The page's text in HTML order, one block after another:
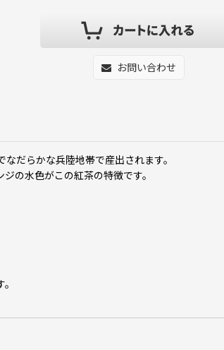
お問い合わせ
だらかな兵陸地帯で産出されます。
の水色がこの紅茶の特徴です。